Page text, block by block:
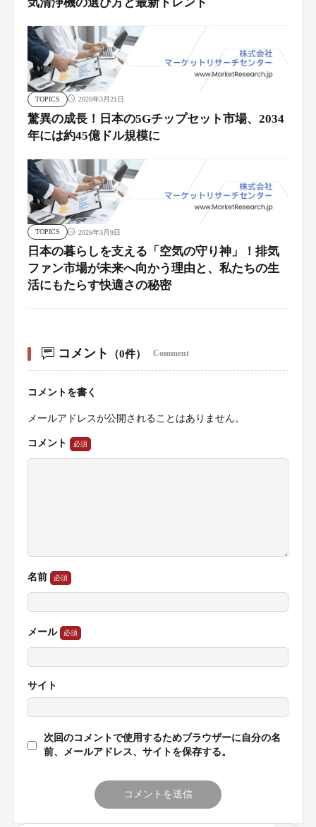
TOPICS 2026年3月21日
驚異の成長！日本の5Gチップセット市場、2034
年には約45億ドル規模に
TOPICS 2026年3月9日
日本の暮らしを支える「空気の守り神」！排気
ファン市場が未来へ向かう理由と、私たちの生
活にもたらす快適さの秘密
コメント （0件） Comment
コメントを書く
メールアドレスが公開されることはありません。
コメント
名前
メール
サイト
次回のコメントで使用するためブラウザーに自分の名
前、メールアドレス、サイトを保存する。